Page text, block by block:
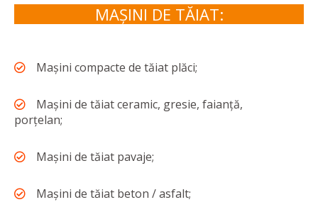
MAȘINI DE TĂIAT:
Mașini compacte de tăiat plăci;
Mașini de tăiat ceramic, gresie, faianță,
porțelan;
Mașini de tăiat pavaje;
Mașini de tăiat beton / asfalt;